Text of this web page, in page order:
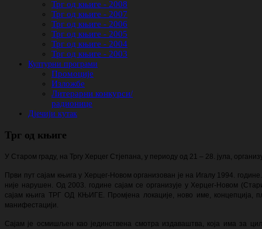
Трг од књиге - 2008
Трг од књиге - 2007
Трг од књиге - 2006
Трг од књиге - 2005
Трг од књиге - 2004
Трг од књиге - 2003
Културни програми
Промоције
Изложбе
Литерарни конкурси/
радионице
Дјечији кутак
Трг од књиге
У Старом граду, на Тргу Херцег Стјепана, у периоду од 21 – 28. јула,
Први пут сајам књига у Херцег-Новом организован је на Игалу 1994.
није нарушен. Од 2003. године сајам се организује у Херцег-Новом
сајам књига ТРГ ОД КЊИГЕ. Промјена локације, ново име, концепција,
манифестацији.
Сајам је осмишљен као јединствена смотра издаваштва, која има за